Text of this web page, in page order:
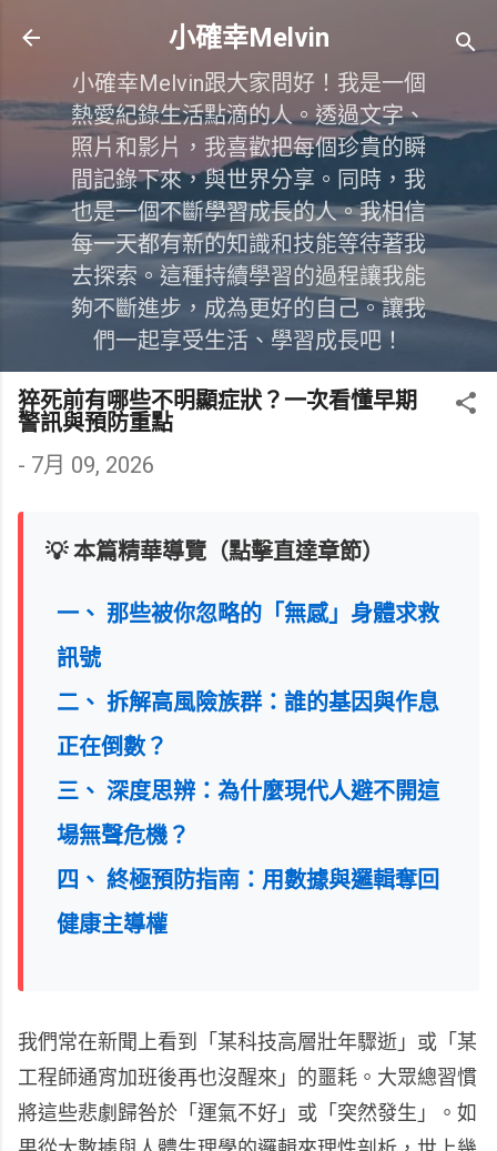
跳到主要內容
小確幸Melvin
小確幸Melvin跟大家問好！我是一個
熱愛紀錄生活點滴的人。透過文字、
照片和影片，我喜歡把每個珍貴的瞬
間記錄下來，與世界分享。同時，我
也是一個不斷學習成長的人。我相信
每一天都有新的知識和技能等待著我
去探索。這種持續學習的過程讓我能
夠不斷進步，成為更好的自己。讓我
們一起享受生活、學習成長吧！
猝死前有哪些不明顯症狀？一次看懂早期
警訊與預防重點
- 7月 09, 2026
💡 本篇精華導覽（點擊直達章節）
一、 那些被你忽略的「無感」身體求救
訊號
二、 拆解高風險族群：誰的基因與作息
正在倒數？
三、 深度思辨：為什麼現代人避不開這
場無聲危機？
四、 終極預防指南：用數據與邏輯奪回
健康主導權
我們常在新聞上看到「某科技高層壯年驟逝」或「某
工程師通宵加班後再也沒醒來」的噩耗。大眾總習慣
將這些悲劇歸咎於「運氣不好」或「突然發生」。如